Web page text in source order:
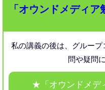
「オウンドメディ
私の講義の後は、グループ
問や疑問
★「オウンドメデ